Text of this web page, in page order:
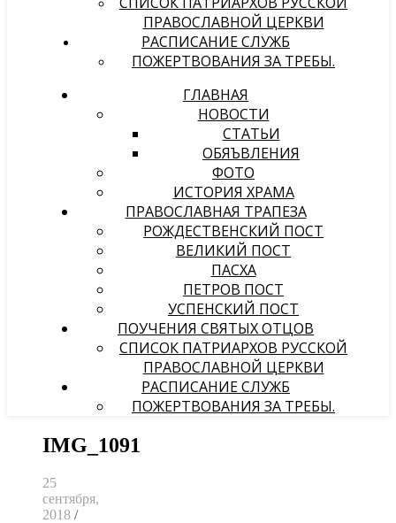
ПРАВОСЛАВНОЙ ЦЕРКВИ
РАСПИСАНИЕ СЛУЖБ
ПОЖЕРТВОВАНИЯ ЗА ТРЕБЫ.
ГЛАВНАЯ
НОВОСТИ
СТАТЬИ
ОБЯЪВЛЕНИЯ
ФОТО
ИСТОРИЯ ХРАМА
ПРАВОСЛАВНАЯ ТРАПЕЗА
РОЖДЕСТВЕНСКИЙ ПОСТ
ВЕЛИКИЙ ПОСТ
ПАСХА
ПЕТРОВ ПОСТ
УСПЕНСКИЙ ПОСТ
ПОУЧЕНИЯ СВЯТЫХ ОТЦОВ
СПИСОК ПАТРИАРХОВ РУССКОЙ
ПРАВОСЛАВНОЙ ЦЕРКВИ
РАСПИСАНИЕ СЛУЖБ
ПОЖЕРТВОВАНИЯ ЗА ТРЕБЫ.
IMG_1091
25
сентября,
2018 /